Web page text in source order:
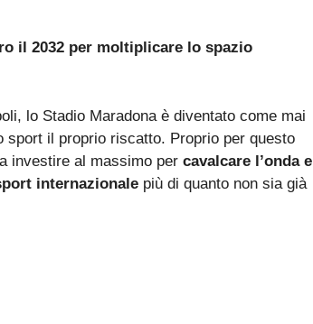
il 2032 per moltiplicare lo spazio
lo Stadio Maradona è diventato come mai
sport il proprio riscatto. Proprio per questo
investire al massimo per cavalcare l’onda e
internazionale più di quanto non sia già